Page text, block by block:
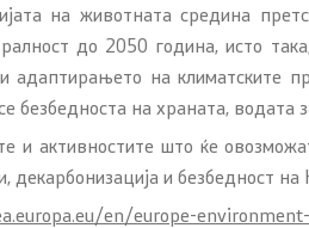
на животната средина
до 2050 година, исто
на климатските
безбедноста на храната, водата
и активностите што ќе
и безбедност
en/europe-